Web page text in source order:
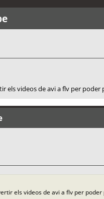
els videos de avi a flv per
els videos de avi a flv per